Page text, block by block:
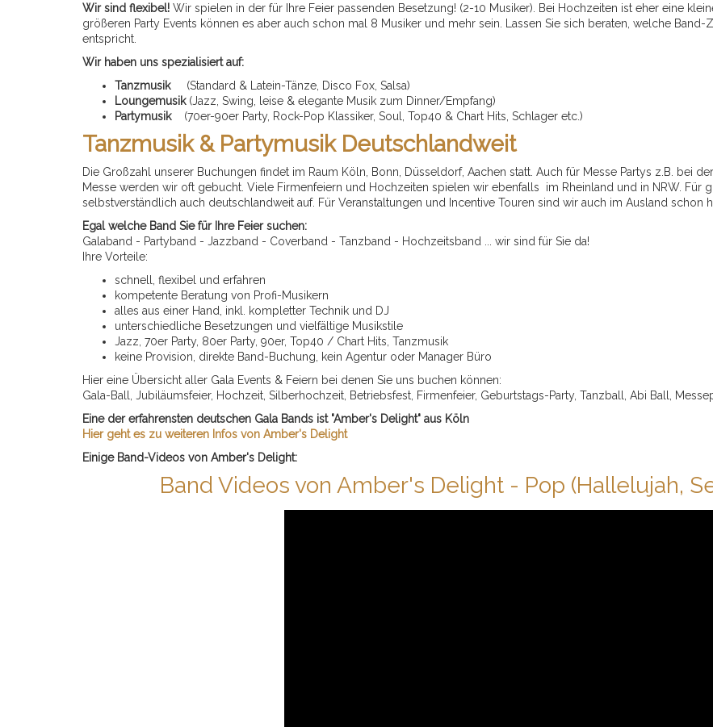
Wir sind flexibel! Wir spielen in der für Ihre Feier passenden Besetzung! (2-10 Musiker). Bei Hochzeiten ist eher eine
größeren Party Events können es aber auch schon mal 8 Musiker und mehr sein. Lassen Sie sich beraten, welche
entspricht.
Wir haben uns spezialisiert auf:
Tanzmusik (Standard & Latein-Tänze, Disco Fox, Salsa)
Loungemusik (Jazz, Swing, leise & elegante Musik zum Dinner/Empfang)
Partymusik (70er-90er Party, Rock-Pop Klassiker, Soul, Top40 & Chart Hits, Schlager etc.)
Tanzmusik & Partymusik Deutschlandweit
Die Großzahl unserer Buchungen findet im Raum Köln, Bonn, Düsseldorf, Aachen statt. Auch für Messe Partys z.B. bei
Messe werden wir oft gebucht. Viele Firmenfeiern und Hochzeiten spielen wir ebenfalls im Rheinland und in NRW. Für
selbstverständlich auch deutschlandweit auf. Für Veranstaltungen und Incentive Touren sind wir auch im Ausland schon
Egal welche Band Sie für Ihre Feier suchen:
Galaband - Partyband - Jazzband - Coverband - Tanzband - Hochzeitsband ... wir sind für Sie da!
Ihre Vorteile:
schnell, flexibel und erfahren
kompetente Beratung von Profi-Musikern
alles aus einer Hand, inkl. kompletter Technik und DJ
unterschiedliche Besetzungen und vielfältige Musikstile
Jazz, 70er Party, 80er Party, 90er, Top40 / Chart Hits, Tanzmusik
keine Provision, direkte Band-Buchung, kein Agentur oder Manager Büro
Hier eine Übersicht aller Gala Events & Feiern bei denen Sie uns buchen können:
Gala-Ball, Jubiläumsfeier, Hochzeit, Silberhochzeit, Betriebsfest, Firmenfeier, Geburtstags-Party, Tanzball, Abi Ball,
Eine der erfahrensten deutschen Gala Bands ist "Amber's Delight" aus Köln
Hier geht es zu weiteren Infos von Amber's Delight
Einige Band-Videos von Amber's Delight:
Band Videos von Amber's Delight - Pop (Hallelujah,